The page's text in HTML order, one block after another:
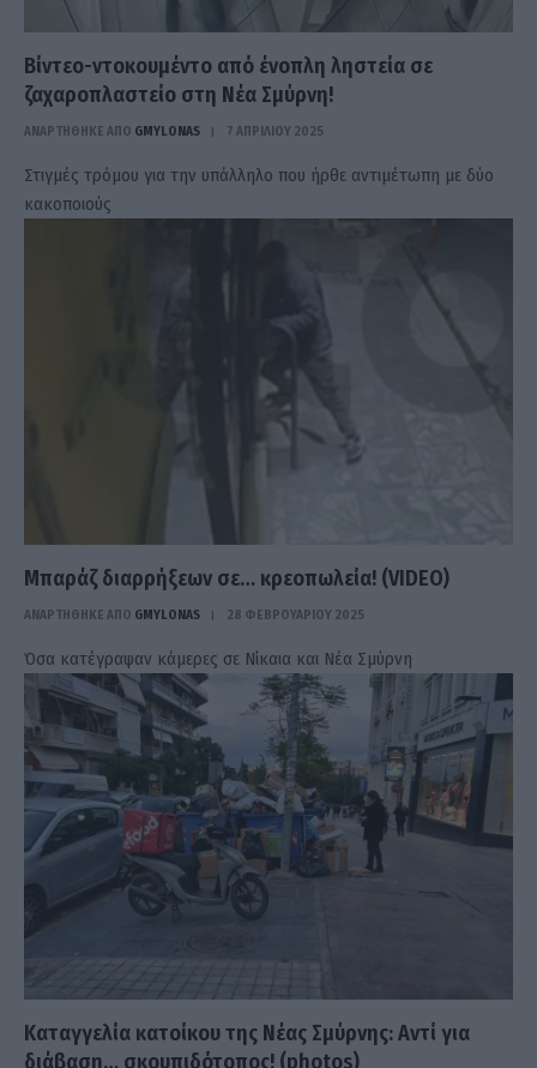
Βίντεο-ντοκουμέντο από ένοπλη ληστεία σε
ζαχαροπλαστείο στη Νέα Σμύρνη!
ΑΝΑΡΤΗΘΗΚΕ ΑΠΟ GMYLONAS 7 ΑΠΡΙΛΊΟΥ 2025
Στιγμές τρόμου για την υπάλληλο που ήρθε αντιμέτωπη με δύο
κακοποιούς
Μπαράζ διαρρήξεων σε… κρεοπωλεία! (VIDEO)
ΑΝΑΡΤΗΘΗΚΕ ΑΠΟ GMYLONAS 28 ΦΕΒΡΟΥΑΡΊΟΥ 2025
Όσα κατέγραψαν κάμερες σε Νίκαια και Νέα Σμύρνη
Καταγγελία κατοίκου της Νέας Σμύρνης: Αντί για
διάβαση… σκουπιδότοπος! (photos)